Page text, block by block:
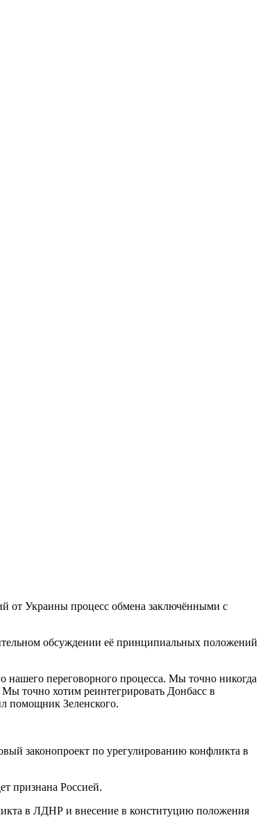
от Украины процесс обмена заключёнными с
обсуждении её принципиальных положений
нашего переговорного процесса. Мы точно никогда
точно хотим реинтегрировать Донбасс в
помощник Зеленского.
законопроект по урегулированию конфликта в
признана Россией.
в ЛДНР и внесение в конституцию положения